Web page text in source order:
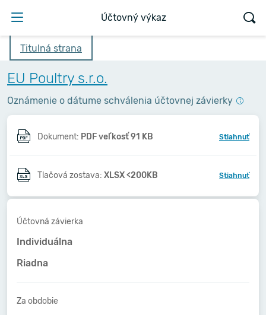
Účtovný výkaz
Titulná strana
EU Poultry s.r.o.
Oznámenie o dátume schválenia účtovnej závierky
Dokument: PDF veľkosť 91 KB Stiahnuť
Tlačová zostava: XLSX <200KB Stiahnuť
Účtovná závierka
Individuálna
Riadna
Za obdobie